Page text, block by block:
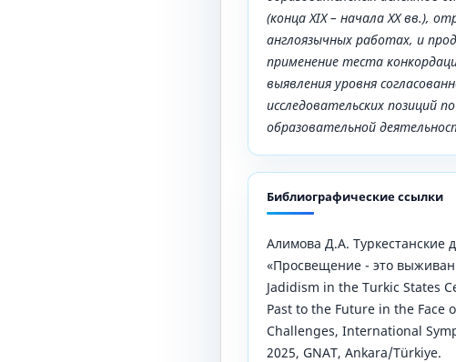
(концаXIX– началаXXвв.),
англоязычных работах, и
применение теста
выявления уровня
исследовательских позиций
образовательной
Библиографические ссылки
Алимова Д.А. Туркестанские
«Просвещение - это
Jadidism in the Turkic States
Past to the Future in the Face
Challenges, International
2025, GNAT, Ankara/Türkiye.